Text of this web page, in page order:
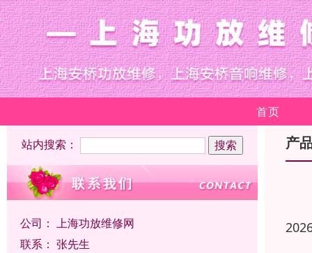
首页
站内搜索：
公司： 上海功放维修网
联系： 张先生
产